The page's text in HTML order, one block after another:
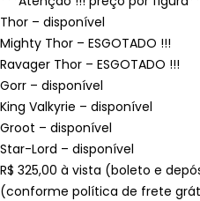
Thor – disponível
Mighty Thor – ESGOTADO !!!
Ravager Thor – ESGOTADO !!!
Gorr – disponível
King Valkyrie – disponível
Groot – disponível
Star-Lord – disponível
R$ 325,00 à vista (boleto e
(conforme política de frete grátis